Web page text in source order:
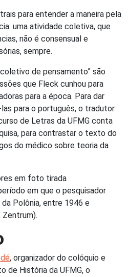
para entender a maneira pela
uma atividade coletiva, que
não é consensual e
sempre.
de pensamento” são
que Fleck cunhou para
para a época. Para dar
para o português, o tradutor
de Letras da UFMG conta
para contrastar o texto do
do médico sobre teoria da
em foto tirada
em que o pesquisador
Polônia, entre 1946 e
, organizador do colóquio e
de História da UFMG, o